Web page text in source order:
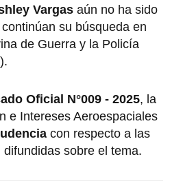
Vargas aún no ha sido
su búsqueda en
de Guerra y la Policía
Oficial N°009 - 2025, la
e Intereses Aeroespaciales
con respecto a las
sobre el tema.